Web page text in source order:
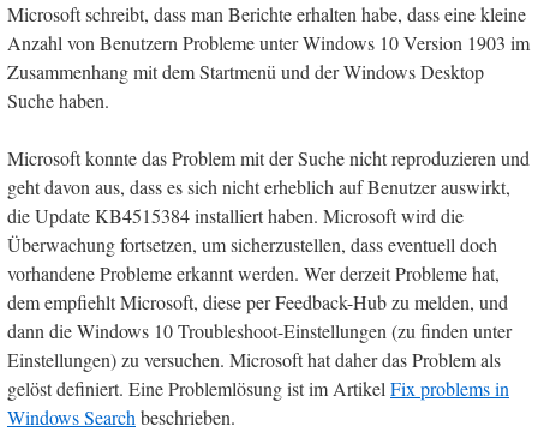
Microsoft schreibt, dass man Berichte erhalten habe, dass eine kleine
Anzahl von Benutzern Probleme unter Windows 10 Version 1903 im
Zusammenhang mit dem Startmenü und der Windows Desktop
Suche haben.
Microsoft konnte das Problem mit der Suche nicht reproduzieren und
geht davon aus, dass es sich nicht erheblich auf Benutzer auswirkt,
die Update KB4515384 installiert haben. Microsoft wird die
Überwachung fortsetzen, um sicherzustellen, dass eventuell doch
vorhandene Probleme erkannt werden. Wer derzeit Probleme hat,
dem empfiehlt Microsoft, diese per Feedback-Hub zu melden, und
dann die Windows 10 Troubleshoot-Einstellungen (zu finden unter
Einstellungen) zu versuchen. Microsoft hat daher das Problem als
gelöst definiert. Eine Problemlösung ist im ArtikelFix problems in
Windows Searchbeschrieben.